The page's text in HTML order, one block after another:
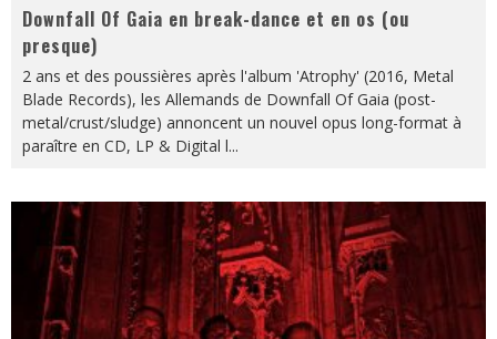
Downfall Of Gaia en break-dance et en os (ou
presque)
2 ans et des poussières après l'album 'Atrophy' (2016, Metal
Blade Records), les Allemands de Downfall Of Gaia (post-
metal/crust/sludge) annoncent un nouvel opus long-format à
paraître en CD, LP & Digital l...